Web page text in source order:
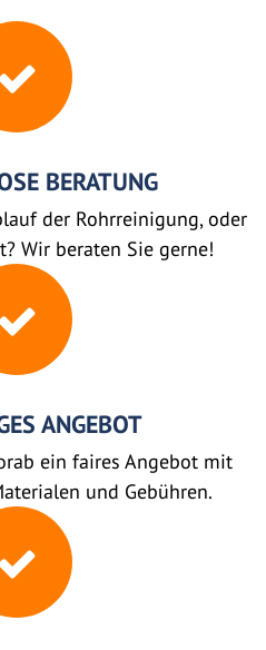
BERATUNG
der Rohrreinigung, oder
Wir beraten Sie gerne!
ANGEBOT
ein faires Angebot mit
und Gebühren.